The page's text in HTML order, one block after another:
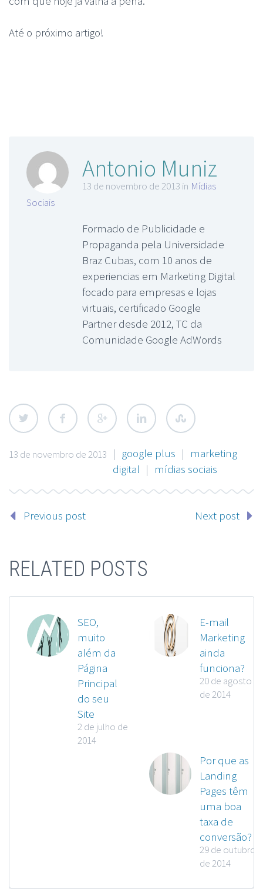
Até o próximo artigo!
Antonio Muniz
13 de novembro de 2013 in Mídias
Sociais
Formado de Publicidade e
Propaganda pela Universidade
Braz Cubas, com 10 anos de
experiencias em Marketing Digital
focado para empresas e lojas
virtuais, certificado Google
Partner desde 2012, TC da
Comunidade Google AdWords
13 de novembro de 2013 | google plus | marketing
digital | mídias sociais
Previous post Next post
RELATED POSTS
SEO,
muito
além da
Página
Principal
do seu
Site
2 de julho de
2014
E-mail
Marketing
ainda
funciona?
20 de agosto
de 2014
Por que as
Landing
Pages têm
uma boa
taxa de
conversão?
29 de outubro
de 2014